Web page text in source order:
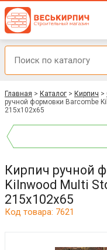
Главная > Каталог > Кирпич >
ручной формовки Barcombe
215x102x65
Кирпич ручной
Kilnwood Multi
215x102x65
Код товара: 7621